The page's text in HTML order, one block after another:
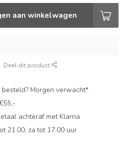
aan winkelwagen
Deel dit product
Morgen verwacht*
achteraf met Klarna
21.00, za tot 17.00 uur